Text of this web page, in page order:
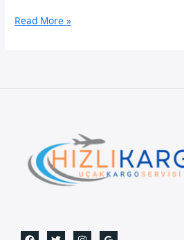
Ağrı
Read More »